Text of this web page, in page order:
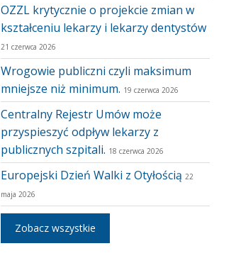
OZZL krytycznie o projekcie zmian w
kształceniu lekarzy i lekarzy dentystów
21 czerwca 2026
Wrogowie publiczni czyli maksimum
mniejsze niż minimum. 19 czerwca 2026
Centralny Rejestr Umów może
przyspieszyć odpływ lekarzy z
publicznych szpitali. 18 czerwca 2026
Europejski Dzień Walki z Otyłością 22
maja 2026
Zobacz wszystkie